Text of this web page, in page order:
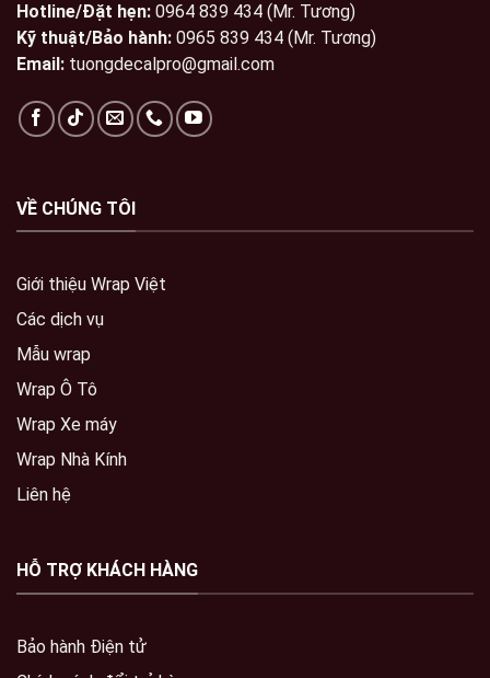
Hotline/Đặt hẹn: 0964 839 434 (Mr. Tương)
Kỹ thuật/Bảo hành: 0965 839 434 (Mr. Tương)
Email: tuongdecalpro@gmail.com
VỀ CHÚNG TÔI
Giới thiệu Wrap Việt
Các dịch vụ
Mẫu wrap
Wrap Ô Tô
Wrap Xe máy
Wrap Nhà Kính
Liên hệ
HỖ TRỢ KHÁCH HÀNG
Bảo hành Điện tử